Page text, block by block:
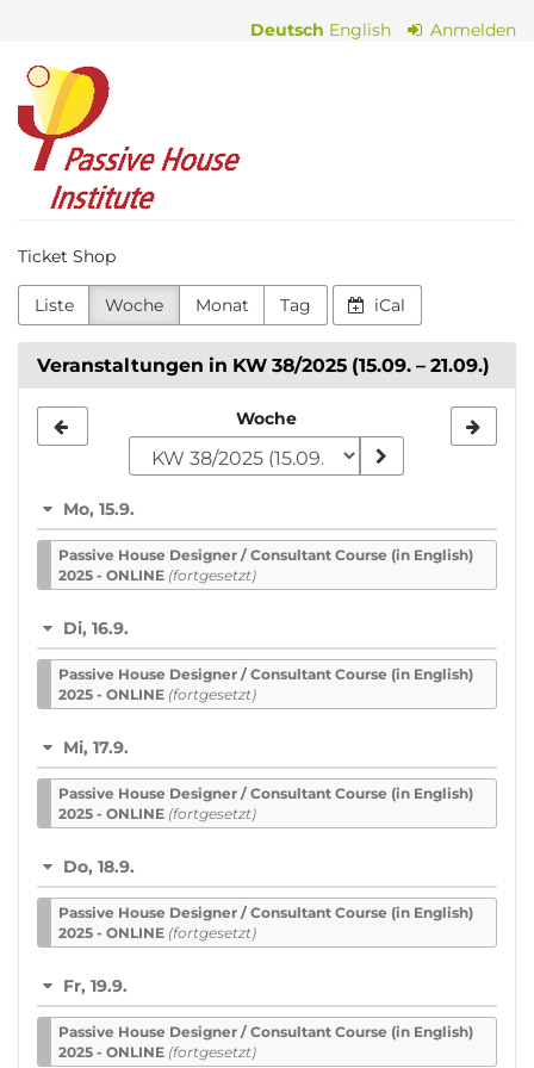
Inhalt
springen
Deutsch English Anmelden
Passive
House
Institute
Ticket Shop
Liste Woche Monat Tag iCal
Veranstaltungen in KW 38/2025 (15.09. – 21.09.)
zur
auswählen
Woche
Mo, 15.9.
Passive House De­sign­er / Con­sult­ant Course (in English)
2025 - ONLINE (fortgesetzt)
Di, 16.9.
Passive House De­sign­er / Con­sult­ant Course (in English)
2025 - ONLINE (fortgesetzt)
Mi, 17.9.
Passive House De­sign­er / Con­sult­ant Course (in English)
2025 - ONLINE (fortgesetzt)
Do, 18.9.
Passive House De­sign­er / Con­sult­ant Course (in English)
2025 - ONLINE (fortgesetzt)
Fr, 19.9.
Passive House De­sign­er / Con­sult­ant Course (in English)
2025 - ONLINE (fortgesetzt)